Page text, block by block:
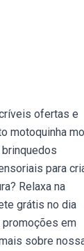
ofertas e
motoquinha
para
Relaxa na
grátis no dia
promoções em
sobre